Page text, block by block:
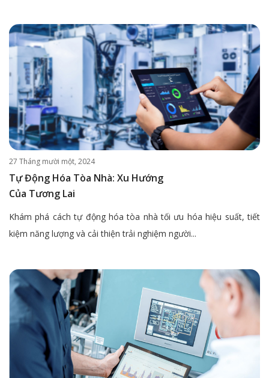
27 Tháng mười một, 2024
Tự Động Hóa Tòa Nhà: Xu Hướng
Của Tương Lai
Khám phá cách tự động hóa tòa nhà tối ưu hóa hiệu suất, tiết
kiệm năng lượng và cải thiện trải nghiệm người...